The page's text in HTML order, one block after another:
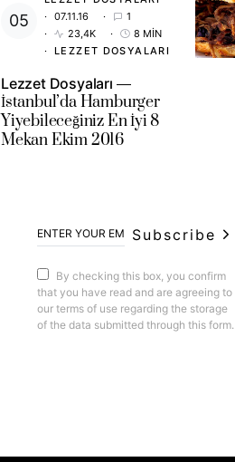
07.11.16
1
23,4K
8 MIN
LEZZET DOSYALARI
Lezzet Dosyaları
İstanbul’da Hamburger
Yiyebileceğiniz En İyi 8
Mekan Ekim 2016
Subscribe
By checking this box, you confirm
that you have read and are agreeing to
our terms of use regarding the storage
of the data submitted through this form.